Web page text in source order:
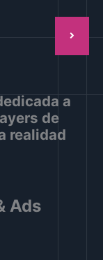
a
de
realidad
Ads